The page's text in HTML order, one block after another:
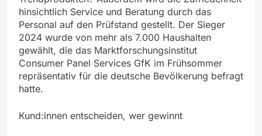
hinsichtlich Service und Beratung durch das
Personal auf den Prüfstand gestellt. Der Sieger
2024 wurde von mehr als 7.000 Haushalten
gewählt, die das Marktforschungsinstitut
Consumer Panel Services GfK im Frühsommer
repräsentativ für die deutsche Bevölkerung befragt
hatte.
Kund:innen entscheiden, wer gewinnt